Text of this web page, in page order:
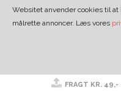
Websitet anvender cookies til
målrette annoncer. Læs vores
FRAGT KR. 49,-